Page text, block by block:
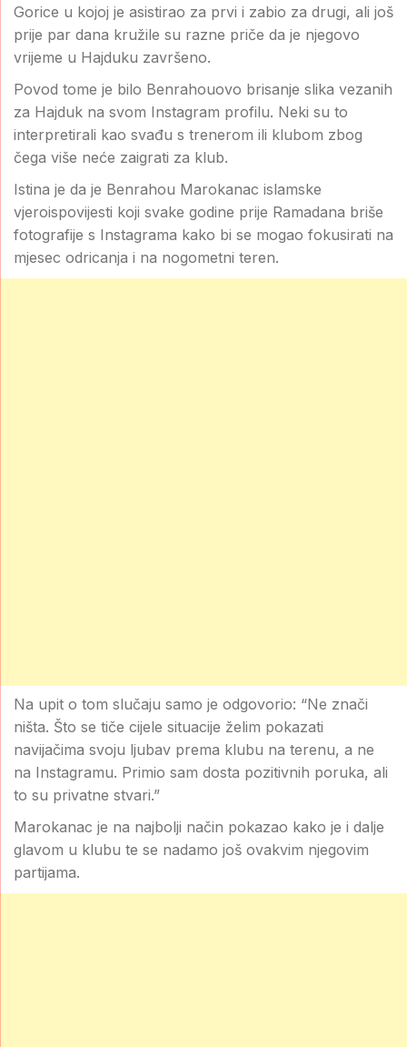
Gorice u kojoj je asistirao za prvi i zabio za drugi, ali još
prije par dana kružile su razne priče da je njegovo
vrijeme u Hajduku završeno.
Povod tome je bilo Benrahouovo brisanje slika vezanih
za Hajduk na svom Instagram profilu. Neki su to
interpretirali kao svađu s trenerom ili klubom zbog
čega više neće zaigrati za klub.
Istina je da je Benrahou Marokanac islamske
vjeroispovijesti koji svake godine prije Ramadana briše
fotografije s Instagrama kako bi se mogao fokusirati na
mjesec odricanja i na nogometni teren.
Na upit o tom slučaju samo je odgovorio: “Ne znači
ništa. Što se tiče cijele situacije želim pokazati
navijačima svoju ljubav prema klubu na terenu, a ne
na Instagramu. Primio sam dosta pozitivnih poruka, ali
to su privatne stvari.”
Marokanac je na najbolji način pokazao kako je i dalje
glavom u klubu te se nadamo još ovakvim njegovim
partijama.